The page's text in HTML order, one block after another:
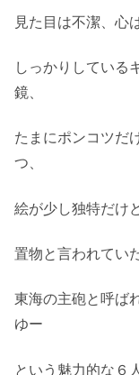
見た目は不潔、心
しっかりしている
鏡、
たまにポンコツだ
つ、
絵が少し独特だけ
置物と言われてい
東海の主砲と呼ば
ゆー
という魅力的な６